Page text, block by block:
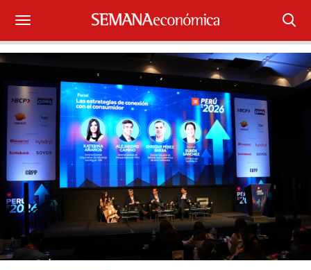
Suscríbase
Iniciar sesión
Portada
¿Qué está pasando?
Sectores y Empresas
Management
Economía y Finanzas